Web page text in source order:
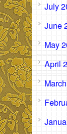
July
June
May
April